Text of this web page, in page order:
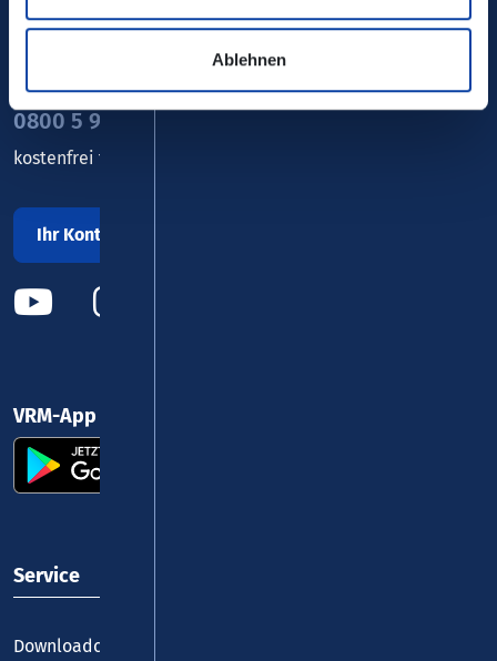
Ablehnen
Verkehrsverbund Rhein-Mosel GmbH
0800 5 986 986
kostenfrei täglich 8 - 20 Uhr
Ihr Kontakt zu uns
VRM-App nutzen und durchstarten
Service
Downloadcenter